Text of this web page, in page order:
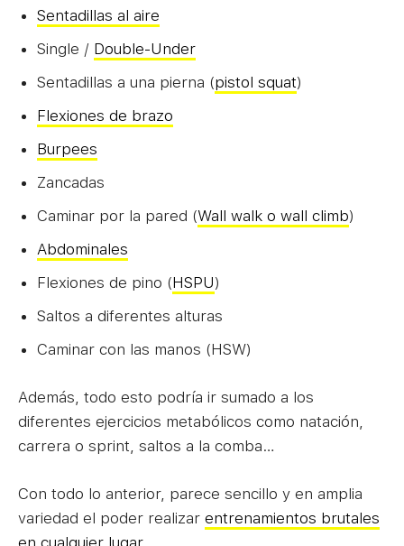
Sentadillas al aire
Single / Double-Under
Sentadillas a una pierna (pistol squat)
Flexiones de brazo
Burpees
Zancadas
Caminar por la pared (Wall walk o wall climb)
Abdominales
Flexiones de pino (HSPU)
Saltos a diferentes alturas
Caminar con las manos (HSW)
Además, todo esto podría ir sumado a los
diferentes ejercicios metabólicos como natación,
carrera o sprint, saltos a la comba…
Con todo lo anterior, parece sencillo y en amplia
variedad el poder realizar entrenamientos brutales
en cualquier lugar.